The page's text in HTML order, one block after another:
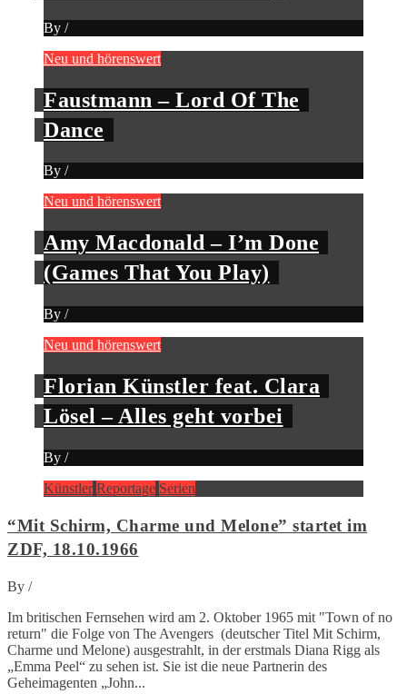
By /
Neu und hörenswert
Faustmann – Lord Of The
Dance
By /
Neu und hörenswert
Amy Macdonald – I’m Done
(Games That You Play)
By /
Neu und hörenswert
Florian Künstler feat. Clara
Lösel – Alles geht vorbei
By /
Künstler Reportage Serien
“Mit Schirm, Charme und Melone” startet im
ZDF, 18.10.1966
By /
Im britischen Fernsehen wird am 2. Oktober 1965 mit "Town of no
return" die Folge von The Avengers (deutscher Titel Mit Schirm,
Charme und Melone) ausgestrahlt, in der erstmals Diana Rigg als
„Emma Peel“ zu sehen ist. Sie ist die neue Partnerin des
Geheimagenten „John...